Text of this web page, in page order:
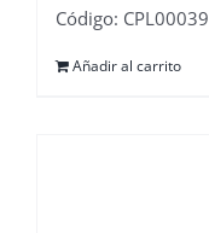
Código: CPL00039
Añadir al carrito